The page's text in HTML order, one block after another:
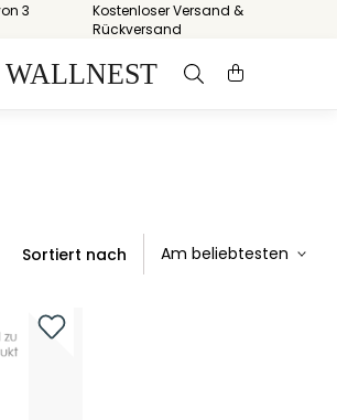
3
Kostenloser Versand &
Rückversand
Sortiert nach